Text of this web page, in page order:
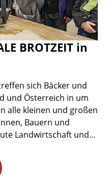
BROTZEIT in
sich Bäcker und
und Österreich in um
alle kleinen und großen
Bauern und
Landwirtschaft und...